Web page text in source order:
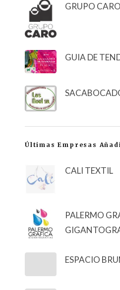
GRUPO CARO
GUIA DE
Últimas Empresas
CALI TEXTIL
PALERMO
ESPACIO